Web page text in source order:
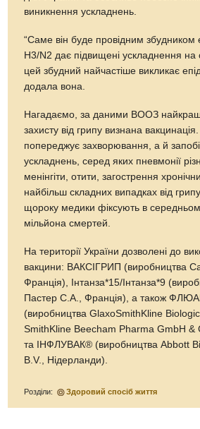
виникнення ускладнень.
“Саме він буде провідним збудником
H3/N2 дає підвищені ускладнення на
цей збудний найчастіше викликає
додала вона.
Нагадаємо, за даними ВООЗ
захисту від грипу визнана
попереджує захворювання, а й
ускладнень, серед яких пневмонії
менінгіти, отити, загострення
найбільш складних випадках від
щороку медики фіксують в
мільйона смертей.
На території України дозволені до
вакцини: ВАКСІГРИП (виробництва
Франція), Інтанза*15/Інтанза*9
Пастер С.А., Франція), а також
(виробництва GlaxoSmithKline
SmithKline Beecham Pharma GmbH &
та ІНФЛУВАК® (виробництва Abbott
B.V., Нідерланди).
Розділи: Здоровий спосіб життя